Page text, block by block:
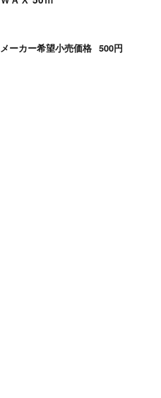
メーカー希望小売価格 500円